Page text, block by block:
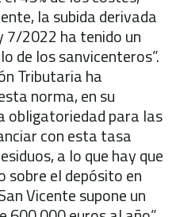
la subida derivada
7/2022 ha tenido un
de los sanvicenteros”.
Tributaria ha
norma, en su
obligatoriedad para las
con esta tasa
a lo que hay que
sobre el depósito en
Vicente supone un